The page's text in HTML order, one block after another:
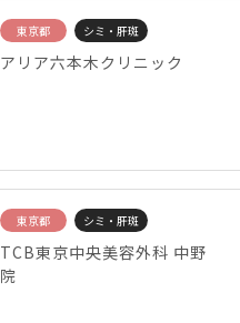
東京都 シミ・肝斑
アリア六本木クリニック
東京都 シミ・肝斑
TCB東京中央美容外科 中野
院